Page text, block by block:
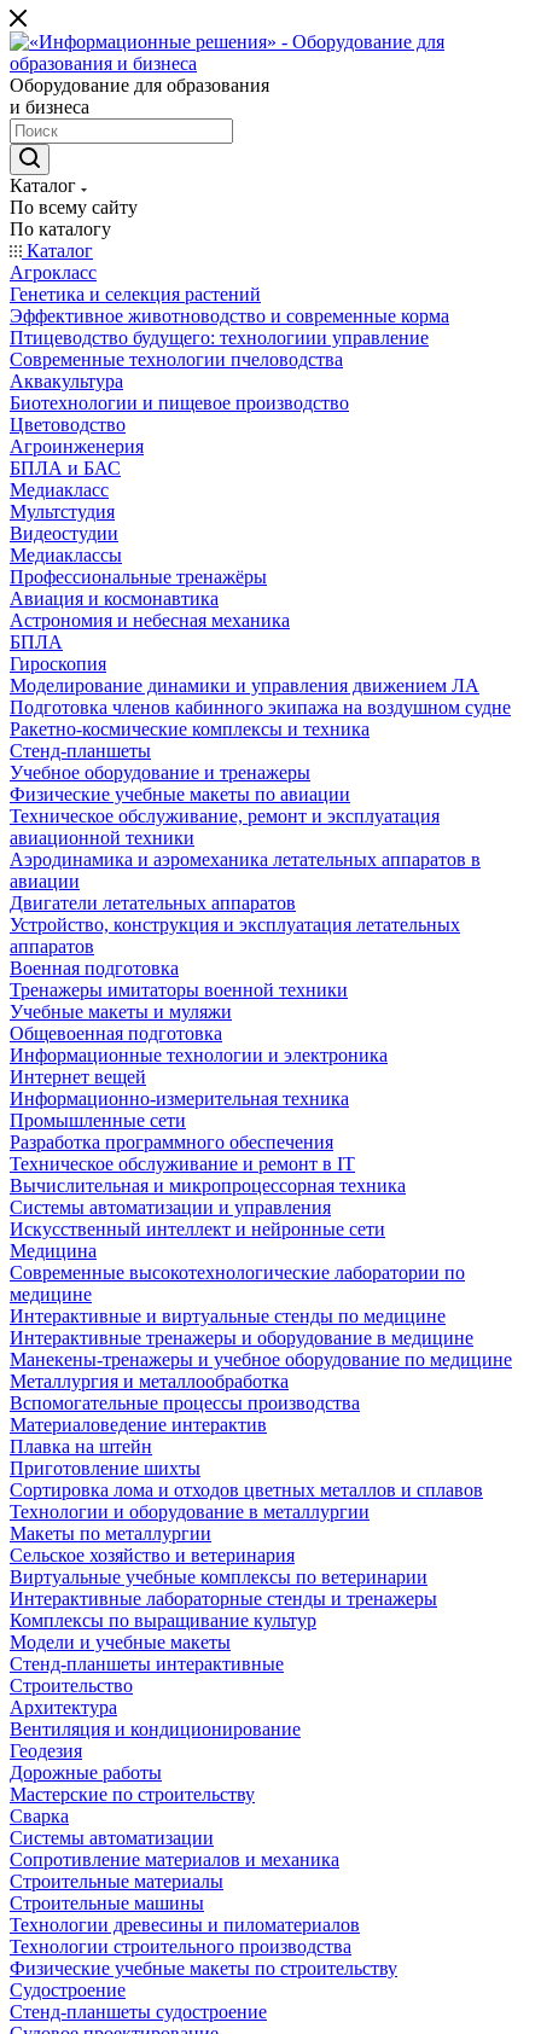
Оборудование для образования
и бизнеса
Каталог
По всему сайту
По каталогу
Каталог
Агрокласс
Генетика и селекция растений
Эффективное животноводство и современные корма
Птицеводство будущего: технологиии управление
Современные технологии пчеловодства
Аквакультура
Биотехнологии и пищевое производство
Цветоводство
Агроинженерия
БПЛА и БАС
Медиакласс
Мультстудия
Видеостудии
Медиаклассы
Профессиональные тренажёры
Авиация и космонавтика
Астрономия и небесная механика
БПЛА
Гироскопия
Моделирование динамики и управления движением ЛА
Подготовка членов кабинного экипажа на воздушном судне
Ракетно-космические комплексы и техника
Стенд-планшеты
Учебное оборудование и тренажеры
Физические учебные макеты по авиации
Техническое обслуживание, ремонт и эксплуатация
авиационной техники
Аэродинамика и аэромеханика летательных аппаратов в
авиации
Двигатели летательных аппаратов
Устройство, конструкция и эксплуатация летательных
аппаратов
Военная подготовка
Тренажеры имитаторы военной техники
Учебные макеты и муляжи
Общевоенная подготовка
Информационные технологии и электроника
Интернет вещей
Информационно-измерительная техника
Промышленные сети
Разработка программного обеспечения
Техническое обслуживание и ремонт в IT
Вычислительная и микропроцессорная техника
Системы автоматизации и управления
Искусственный интеллект и нейронные сети
Медицина
Современные высокотехнологические лаборатории по
медицине
Интерактивные и виртуальные стенды по медицине
Интерактивные тренажеры и оборудование в медицине
Манекены-тренажеры и учебное оборудование по медицине
Металлургия и металлообработка
Вспомогательные процессы производства
Материаловедение интерактив
Плавка на штейн
Приготовление шихты
Сортировка лома и отходов цветных металлов и сплавов
Технологии и оборудование в металлургии
Макеты по металлургии
Сельское хозяйство и ветеринария
Виртуальные учебные комплексы по ветеринарии
Интерактивные лабораторные стенды и тренажеры
Комплексы по выращивание культур
Модели и учебные макеты
Стенд-планшеты интерактивные
Строительство
Архитектура
Вентиляция и кондиционирование
Геодезия
Дорожные работы
Мастерские по строительству
Сварка
Системы автоматизации
Сопротивление материалов и механика
Строительные материалы
Строительные машины
Технологии древесины и пиломатериалов
Технологии строительного производства
Физические учебные макеты по строительству
Судостроение
Стенд-планшеты судостроение